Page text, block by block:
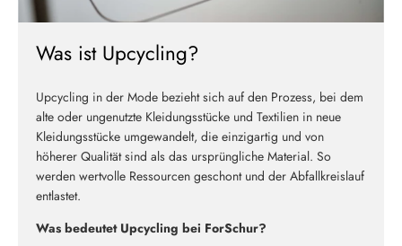
Was ist Upcycling?
Upcycling in der Mode bezieht sich auf den Prozess, bei dem
alte oder ungenutzte Kleidungsstücke und Textilien in neue
Kleidungsstücke umgewandelt, die einzigartig und von
höherer Qualität sind als das ursprüngliche Material. So
werden wertvolle Ressourcen geschont und der Abfallkreislauf
entlastet.
Was bedeutet Upcycling bei ForSchur?